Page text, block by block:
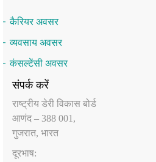
कैरियर अवसर
व्यवसाय अवसर
कंसल्टेंसी अवसर
संपर्क करें
राष्‍ट्रीय डेरी विकास बोर्ड
आणंद – 388 001,
गुजरात, भारत
दूरभाष: